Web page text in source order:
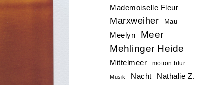
Mademoiselle Fleur
Marxweiher Mau
Meelyn
Meer
Mehlinger Heide
Mittelmeer motion blur
Musik Nacht Nathalie Z.